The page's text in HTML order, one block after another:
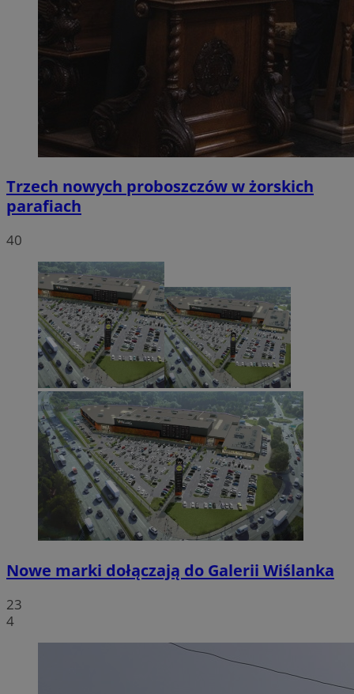
Trzech nowych proboszczów w żorskich
parafiach
40
Nowe marki dołączają do Galerii Wiślanka
23
4